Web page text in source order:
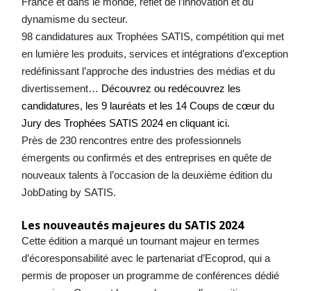
dynamisme du secteur.
98 candidatures aux Trophées SATIS, compétition qui met
en lumière les produits, services et intégrations d’exception
redéfinissant l’approche des industries des médias et du
divertissement… Découvrez ou redécouvrez les
candidatures, les 9 lauréats et les 14 Coups de cœur du
Jury des Trophées SATIS 2024 en cliquant ici.
Près de 230 rencontres entre des professionnels
émergents ou confirmés et des entreprises en quête de
nouveaux talents à l’occasion de la deuxième édition du
JobDating by SATIS.
Les nouveautés majeures du SATIS 2024
Cette édition a marqué un tournant majeur en termes
d’écoresponsabilité avec le partenariat d’Ecoprod, qui a
permis de proposer un programme de conférences dédié